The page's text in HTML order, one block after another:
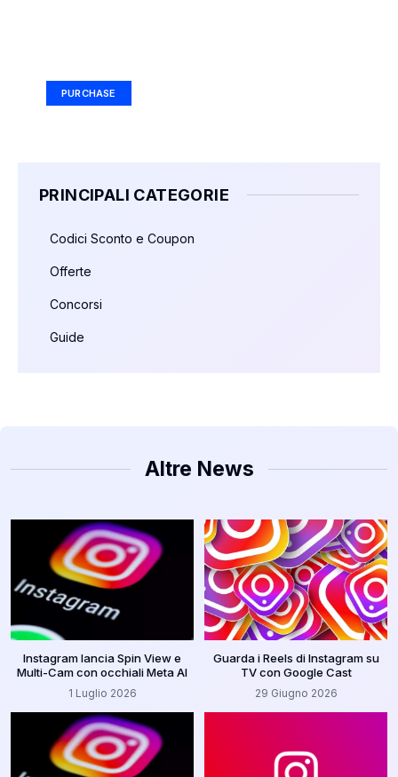
PURCHASE
PRINCIPALI CATEGORIE
Codici Sconto e Coupon
Offerte
Concorsi
Guide
Altre News
Instagram lancia Spin View e
Multi-Cam con occhiali Meta AI
1 Luglio 2026
Guarda i Reels di Instagram su
TV con Google Cast
29 Giugno 2026